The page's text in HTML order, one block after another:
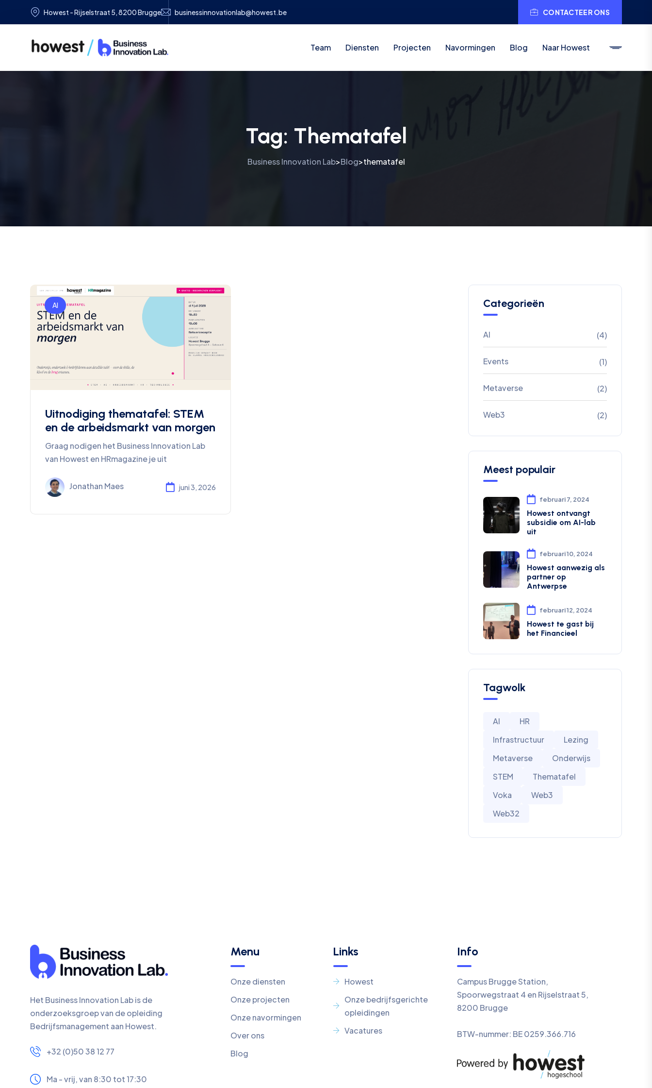
Howest - Rijselstraat 5, 8200 Brugge businessinnovationlab@howest.be CONTACTEER ONS
Team Diensten Projecten Navormingen Blog Naar Howest
Tag: Thematafel
Business Innovation Lab>Blog>thematafel
AI
Uitnodiging thematafel: STEM
en de arbeidsmarkt van morgen
Graag nodigen het Business Innovation Lab
van Howest en HRmagazine je uit
Jonathan Maes juni 3, 2026
Categorieën
AI (4)
Events (1)
Metaverse (2)
Web3 (2)
Meest populair
februari 7, 2024
Howest ontvangt
subsidie om AI-lab
uit
februari 10, 2024
Howest aanwezig als
partner op
Antwerpse
februari 12, 2024
Howest te gast bij
het Financieel
Tagwolk
AI
HR
Infrastructuur
Lezing
Metaverse
Onderwijs
STEM
Thematafel
Voka
Web3
Web32
Het Business Innovation Lab is de
onderzoeksgroep van de opleiding
Bedrijfsmanagement aan Howest.
+32 (0)50 38 12 77
Ma - vrij, van 8:30 tot 17:30
Menu
Onze diensten
Onze projecten
Onze navormingen
Over ons
Blog
Links
Howest
Onze bedrijfsgerichte
opleidingen
Vacatures
Info
Campus Brugge Station,
Spoorwegstraat 4 en Rijselstraat 5,
8200 Brugge
BTW-nummer: BE 0259.366.716